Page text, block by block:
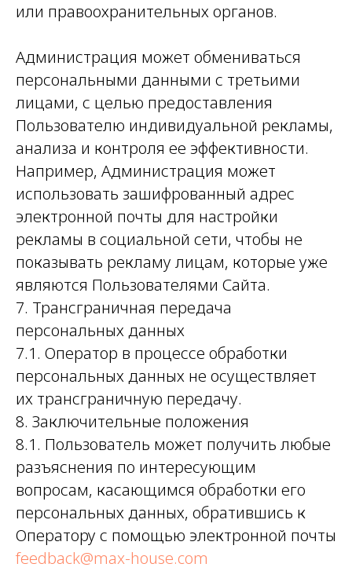
или правоохранительных органов.
Администрация может обмениваться
персональными данными с третьими
лицами, с целью предоставления
Пользователю индивидуальной рекламы,
анализа и контроля ее эффективности.
Например, Администрация может
использовать зашифрованный адрес
электронной почты для настройки
рекламы в социальной сети, чтобы не
показывать рекламу лицам, которые уже
являются Пользователями Сайта.
7. Трансграничная передача
персональных данных
7.1. Оператор в процессе обработки
персональных данных не осуществляет
их трансграничную передачу.
8. Заключительные положения
8.1. Пользователь может получить любые
разъяснения по интересующим
вопросам, касающимся обработки его
персональных данных, обратившись к
Оператору с помощью электронной почты
feedback@max-house.com